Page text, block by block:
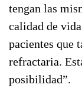
tengan las
calidad de
pacientes que
refractaria.
posibilidad”.